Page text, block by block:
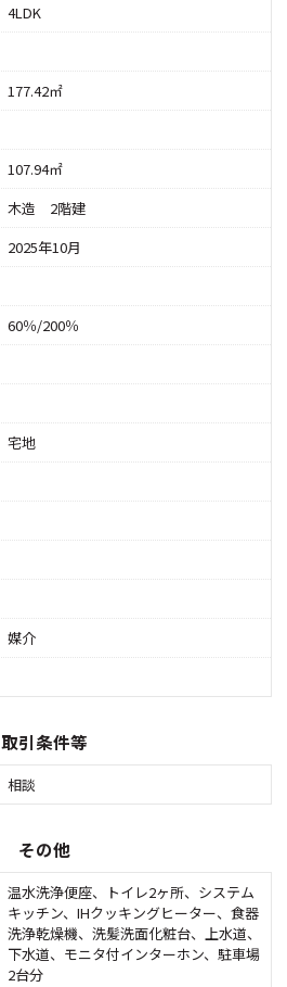
4LDK
177.42㎡
107.94㎡
木造 2階建
2025年10月
60％/200％
宅地
媒介
取引条件等
相談
その他
温水洗浄便座、トイレ2ヶ所、システム
キッチン、IHクッキングヒーター、食器
洗浄乾燥機、洗髪洗面化粧台、上水道、
下水道、モニタ付インターホン、駐車場
2台分